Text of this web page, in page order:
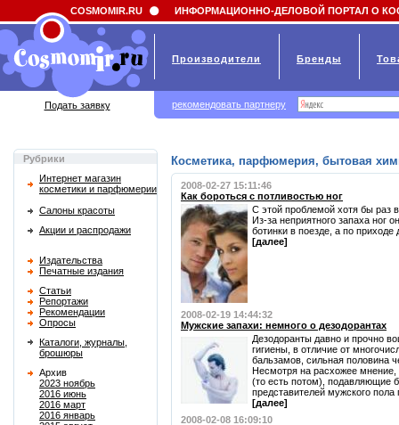
Field 'news_title' doesn't have a default value
Рубрики
Интернет магазин
косметики и парфюмерии
Салоны красоты
Акции и распродажи
Издательства
Печатные издания
Статьи
Репортажи
Рекомендации
Опросы
Каталоги, журналы,
брошюры
Архив
2023 ноябрь
2016 июнь
2016 март
2016 январь
Косметика, парфюмерия, бытовая
2008-02-27 15:11:46
Как бороться с потливостью ног
С этой проблемой хотя бы раз
Из-за неприятного запаха ног
ботинки в поезде, а по
[далее]
2008-02-19 14:44:32
Мужские запахи: немного о дезодорантах
Дезодоранты давно и прочно
гигиены, в отличие от
бальзамов, сильная половина
Несмотря на расхожее
(то есть потом), подавляющие
представителей мужского пола
[далее]
2008-02-08 16:09:10
COSMOMIR.RU ИНФОРМАЦИОННО-ДЕЛОВОЙ ПОРТАЛ О
Производители Бренды
Подать заявку рекомендовать партнеру